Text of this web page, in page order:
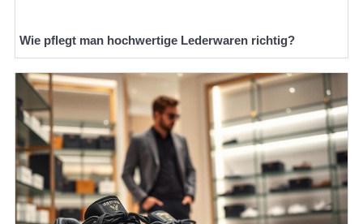
Wie pflegt man hochwertige Lederwaren richtig?